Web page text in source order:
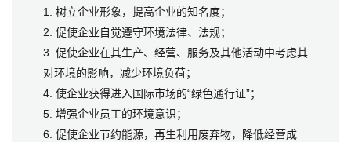
1. 树立企业形象，提高企业的知名度；
2. 促使企业自觉遵守环境法律、法规；
3. 促使企业在其生产、经营、服务及其他活动中考虑其
对环境的影响，减少环境负荷；
4. 使企业获得进入国际市场的“绿色通行证”；
5. 增强企业员工的环境意识；
6. 促使企业节约能源，再生利用废弃物，降低经营成